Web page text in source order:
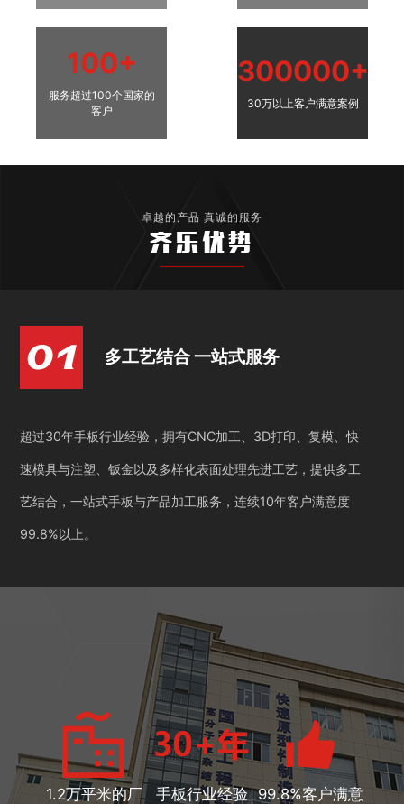
100+
服务超过100个国家的
客户
300000+
30万以上客户满意案例
卓越的产品 真诚的服务
齐乐优势
多工艺结合 一站式服务
超过30年手板行业经验，拥有CNC加工、3D打印、复模、快
速模具与注塑、钣金以及多样化表面处理先进工艺，提供多工
艺结合，一站式手板与产品加工服务，连续10年客户满意度
99.8%以上。
1.2万平米的厂
手板行业经验 99.8%客户满意